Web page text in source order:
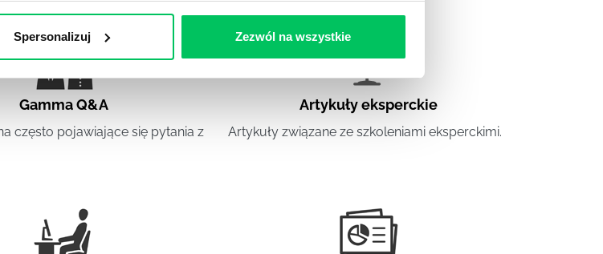
Spersonalizuj Zezwól na wszystkie
Gamma Q&A
często pojawiające się pytania z
Artykuły eksperckie
Artykuły związane ze szkoleniami eksperckimi.